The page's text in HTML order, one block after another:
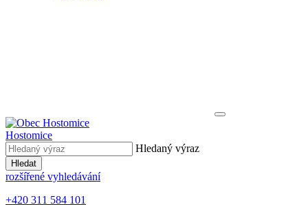
Hostomice
Hledaný výraz
Hledat
rozšířené vyhledávání
+420 311 584 101